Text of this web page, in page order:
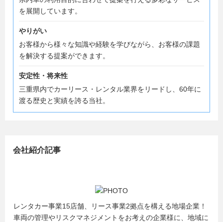
を展開しています。
やりがい
お客様から様々な知識や経験を学びながら、お客様の課題
を解決する提案ができます。
安定性・将来性
三重県内でカーリース・レンタル業界をリードし、60年に
渡る歴史と実績を誇る当社。
会社紹介記事
レンタカー事業15店舗、リース事業2拠点を構える地場企業！
車両の管理やリスクマネジメントをお考えの企業様に、地域に